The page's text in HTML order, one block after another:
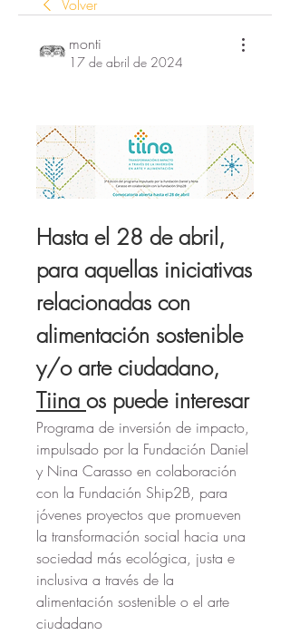
Volver
monti
17 de abril de 2024
Hasta el 28 de abril,
para aquellas iniciativas
relacionadas con
alimentación sostenible
Tiina os puede interesar
Programa de inversión de impacto,
impulsado por la Fundación Daniel
y Nina Carasso en colaboración
con la Fundación Ship2B, para
jóvenes proyectos que promueven
la transformación social hacia una
sociedad más ecológica, justa e
inclusiva a través de la
alimentación sostenible o el arte
ciudadano